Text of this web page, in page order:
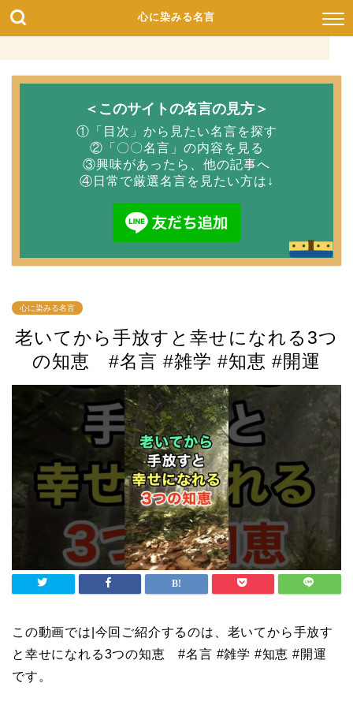
心に染みる名言
＜このサイトの名言の見方＞
①「目次」から見たい名言を探す
②「〇〇名言」の内容を見る
③興味があったら、他の記事へ
④日常で厳選名言を見たい方は↓
心に染みる名言
老いてから手放すと幸せになれる3つ
の知恵 #名言 #雑学 #知恵 #開運
この動画では|今回ご紹介するのは、老いてから手放す
と幸せになれる3つの知恵 #名言 #雑学 #知恵 #開運
です。